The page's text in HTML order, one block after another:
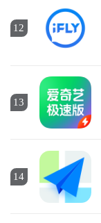
12
13
14